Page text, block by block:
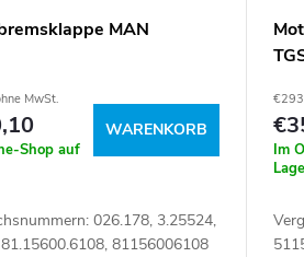
MAN
MwSt.
Shop auf
WARENKORB
026.178, 3.25524,
81156006108
Im